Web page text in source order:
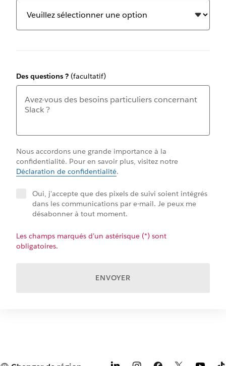
Des questions ? (facultatif)
Nous accordons une grande importance à la
confidentialité. Pour en savoir plus, visitez notre
Déclaration de confidentialité.
​Oui, j'accepte que des pixels de suivi soient intégrés
dans les communications par e-mail. Je peux me
désabonner à tout moment.
Les champs marqués d’un astérisque (*) sont
obligatoires.
ENVOYER